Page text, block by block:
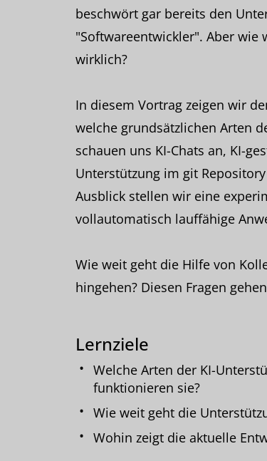
beschwört gar bereits den
"Softwareentwickler". Aber wie
wirklich?
In diesem Vortrag zeigen wir
welche grundsätzlichen Arten
schauen uns KI-Chats an, KI-
Unterstützung im git
Ausblick stellen wir eine
vollautomatisch lauffähige
Wie weit geht die Hilfe von
hingehen? Diesen Fragen
Lernziele
Welche Arten der KI-
funktionieren sie?
Wie weit geht die
Wohin zeigt die aktuelle